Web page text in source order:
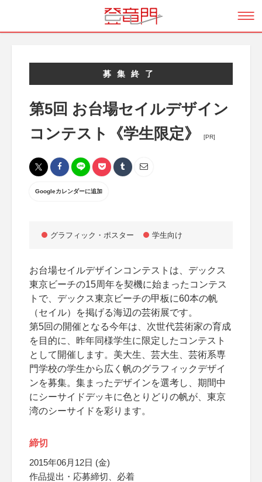
募集終了
第5回 お台場セイルデザイン
コンテスト《学生限定》
[PR]
Googleカレンダーに追加
グラフィック・ポスター 学生向け
お台場セイルデザインコンテストは、デックス
東京ビーチの15周年を契機に始まったコンテス
トで、デックス東京ビーチの甲板に60本の帆
（セイル）を掲げる海辺の芸術展です。
第5回の開催となる今年は、次世代芸術家の育成
を目的に、昨年同様学生に限定したコンテスト
として開催します。美大生、芸大生、芸術系専
門学校の学生から広く帆のグラフィックデザイ
ンを募集。集まったデザインを選考し、期間中
にシーサイドデッキに色とりどりの帆が、東京
湾のシーサイドを彩ります。
締切
2015年06月12日 (金)
作品提出・応募締切、必着